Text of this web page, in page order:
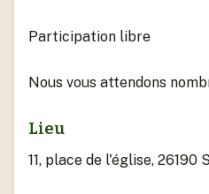
Participation libre
Nous vous attendons
Lieu
11, place de l'église, 26190